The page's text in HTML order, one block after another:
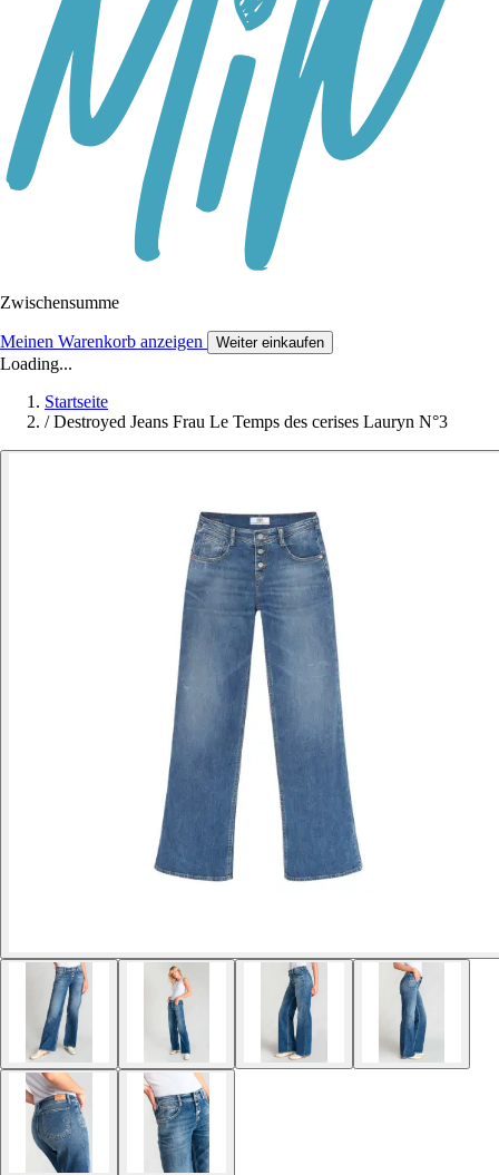
Zwischensumme
Meinen Warenkorb anzeigen Weiter einkaufen
Loading...
Startseite
/ Destroyed Jeans Frau Le Temps des cerises Lauryn N°3